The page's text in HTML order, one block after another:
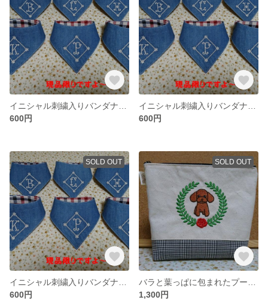
600円
600円
SOLD OUT
600円
SOLD OUT
1,300円